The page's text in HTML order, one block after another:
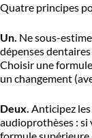
Quatre principes
Un. Ne sous-
dépenses
Choisir une
un changement
Deux. Anticipez
audioprothèses : si